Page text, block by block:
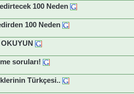
100 Neden
100 Neden
soruları!
Türkçesi..